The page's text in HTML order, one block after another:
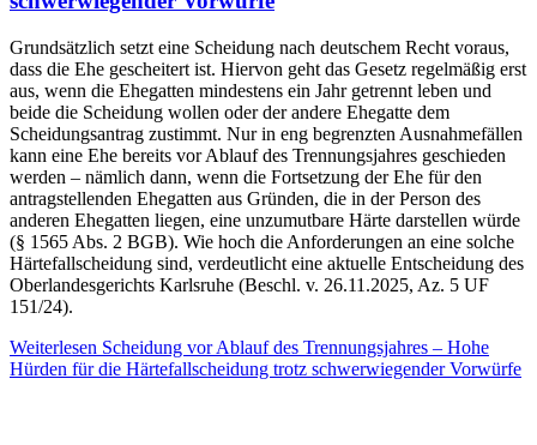
Grundsätzlich setzt eine Scheidung nach deutschem Recht voraus,
dass die Ehe gescheitert ist. Hiervon geht das Gesetz regelmäßig erst
aus, wenn die Ehegatten mindestens ein Jahr getrennt leben und
beide die Scheidung wollen oder der andere Ehegatte dem
Scheidungsantrag zustimmt. Nur in eng begrenzten Ausnahmefällen
kann eine Ehe bereits vor Ablauf des Trennungsjahres geschieden
werden – nämlich dann, wenn die Fortsetzung der Ehe für den
antragstellenden Ehegatten aus Gründen, die in der Person des
anderen Ehegatten liegen, eine unzumutbare Härte darstellen würde
(§ 1565 Abs. 2 BGB). Wie hoch die Anforderungen an eine solche
Härtefallscheidung sind, verdeutlicht eine aktuelle Entscheidung des
Oberlandesgerichts Karlsruhe (Beschl. v. 26.11.2025, Az. 5 UF
151/24).
Weiterlesen Scheidung vor Ablauf des Trennungsjahres – Hohe
Hürden für die Härtefallscheidung trotz schwerwiegender Vorwürfe